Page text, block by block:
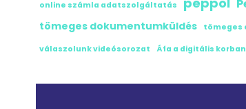
online számla adatszolgáltatás
tömeges dokumentumküldés tömeges
válaszolunk videósorozat Áfa a digitális korban